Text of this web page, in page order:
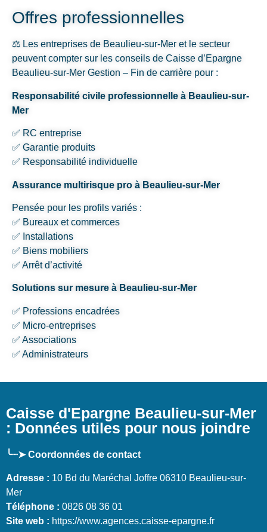
Offres professionnelles
⚖️ Les entreprises de Beaulieu-sur-Mer et le secteur
peuvent compter sur les conseils de Caisse d’Epargne
Beaulieu-sur-Mer Gestion – Fin de carrière pour :
Responsabilité civile professionnelle à Beaulieu-sur-
Mer
✅ RC entreprise
✅ Garantie produits
✅ Responsabilité individuelle
Assurance multirisque pro à Beaulieu-sur-Mer
Pensée pour les profils variés :
✅ Bureaux et commerces
✅ Installations
✅ Biens mobiliers
✅ Arrêt d’activité
Solutions sur mesure à Beaulieu-sur-Mer
✅ Professions encadrées
✅ Micro-entreprises
✅ Associations
✅ Administrateurs
Caisse d'Epargne Beaulieu-sur-Mer
: Données utiles pour nous joindre
╰┈➤ Coordonnées de contact
Adresse : 10 Bd du Maréchal Joffre 06310 Beaulieu-sur-
Mer
Téléphone : 0826 08 36 01
Site web : https://www.agences.caisse-epargne.fr